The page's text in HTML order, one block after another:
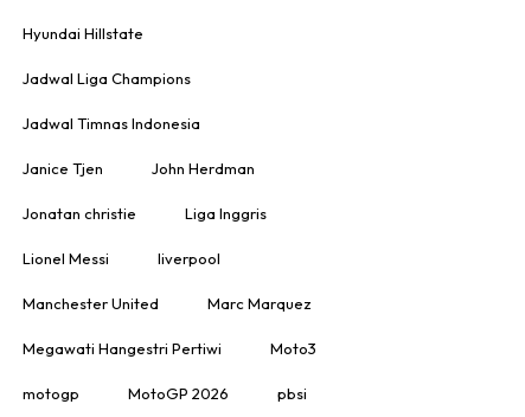
Hyundai Hillstate
Jadwal Liga Champions
Jadwal Timnas Indonesia
Janice Tjen John Herdman
Jonatan christie Liga Inggris
Lionel Messi liverpool
Manchester United Marc Marquez
Megawati Hangestri Pertiwi Moto3
motogp MotoGP 2026 pbsi